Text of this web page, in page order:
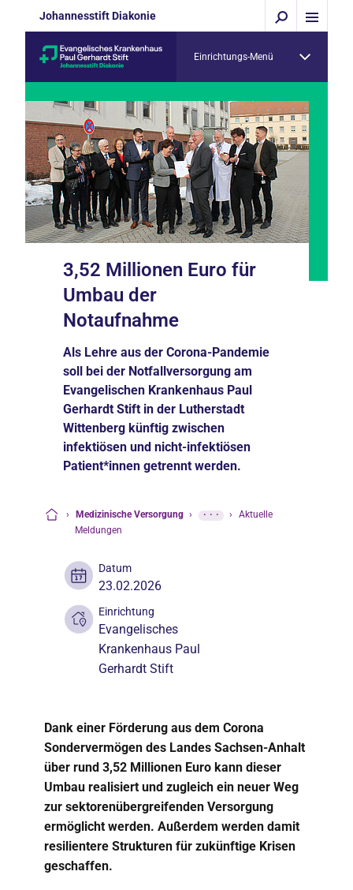
Johannesstift Diakonie
Einrichtungs-Menü
3,52 Millionen Euro für
Umbau der
Notaufnahme
Als Lehre aus der Corona-Pandemie
soll bei der Notfallversorgung am
Evangelischen Krankenhaus Paul
Gerhardt Stift in der Lutherstadt
Wittenberg künftig zwischen
infektiösen und nicht-infektiösen
Patient*innen getrennt werden.
› Medizinische Versorgung › ··· ›
Aktuelle
Meldungen
Datum
23.02.2026
Einrichtung
Evangelisches
Krankenhaus Paul
Gerhardt Stift
Dank einer Förderung aus dem Corona
Sondervermögen des Landes Sachsen-Anhalt
über rund 3,52 Millionen Euro kann dieser
Umbau realisiert und zugleich ein neuer Weg
zur sektorenübergreifenden Versorgung
ermöglicht werden. Außerdem werden damit
resilientere Strukturen für zukünftige Krisen
geschaffen.